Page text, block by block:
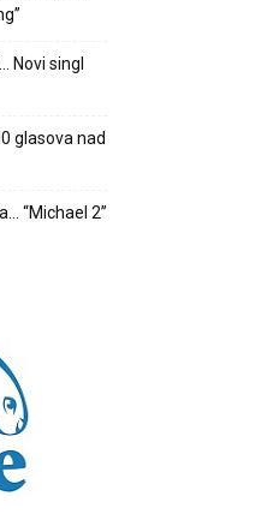
Novi singl
glasova nad
“Michael 2”